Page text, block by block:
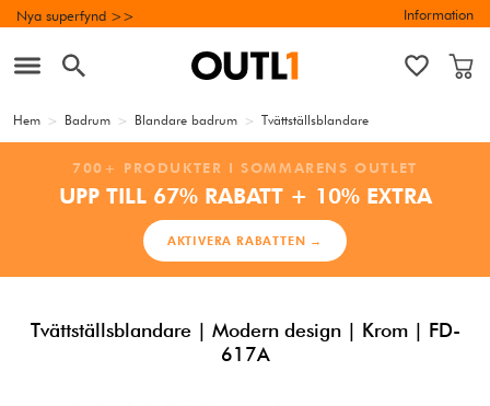
Nya superfynd >> Information
Hem > Badrum > Blandare badrum > Tvättställsblandare
700+ PRODUKTER I SOMMARENS OUTLET
UPP TILL 67% RABATT + 10% EXTRA
AKTIVERA RABATTEN →
Tvättställsblandare | Modern design | Krom | FD-
617A